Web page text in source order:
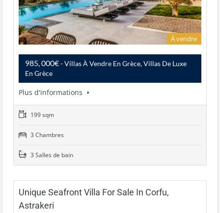
À vendre
985, 000€- Villas À Vendre En Grèce, Villas De Luxe
En Grèce
Plus d'informations
199 sqm
3 Chambres
3 Salles de bain
Unique Seafront Villa For Sale In Corfu,
Astrakeri